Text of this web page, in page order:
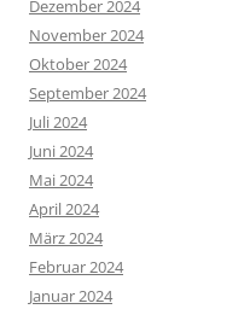
Dezember 2024
November 2024
Oktober 2024
September 2024
Juli 2024
Juni 2024
Mai 2024
April 2024
März 2024
Februar 2024
Januar 2024